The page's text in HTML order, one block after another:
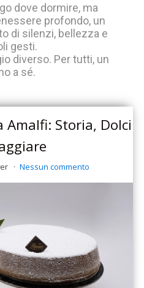
dove dormire, ma
profondo, un
di silenzi, bellezza e
gesti.
diverso. Per tutti, un
a sé.
Amalfi: Storia, Dolci
Nessun commento